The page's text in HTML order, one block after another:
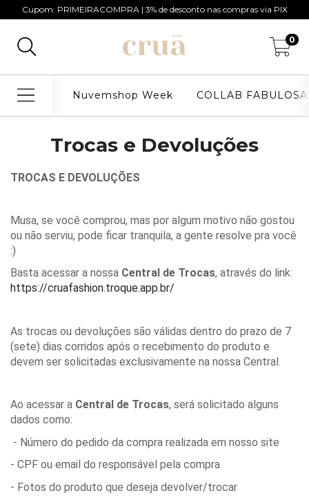
Cupom: PRIMEIRACOMPRA | 3% de desconto nas compras via PIX
0
Nuvemshop Week COLLAB
Trocas e Devoluções
TROCAS E DEVOLUÇÕES
Musa, se você comprou, mas por algum motivo não gostou
ou não serviu, pode ficar tranquila, a gente resolve pra você
:)
Basta acessar a nossa Central de Trocas
https://cruafashion.troque.app.br/
As trocas ou devoluções são válidas dentro do prazo de 7
(sete) dias corridos após o recebimento do produto e
devem ser solicitadas exclusivamente na nossa Central.
Ao acessar a Central de Trocas, será solicitado alguns
dados como:
- Número do pedido da compra realizada em nosso site
- CPF ou email do responsável pela compra
- Fotos do produto que deseja devolver/trocar